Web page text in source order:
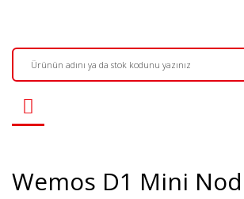
Wemos D1 Mini